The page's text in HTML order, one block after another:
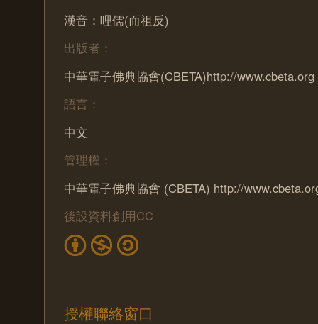
漢音：哩儒(而祖反)
出版者：
中華電子佛典協會(CBETA)http://www.cbeta.org
語言：
中文
管理權：
中華電子佛典協會 (CBETA) http://
後設資料創用CC
授權聯絡窗口